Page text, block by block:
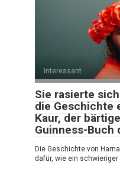
Interessant
Sie rasierte
die Geschichte
Kaur, der
Guinness-Buch
Die Geschichte von
dafür, wie ein schwieriger